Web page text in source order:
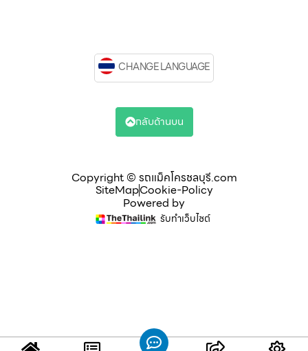
Copyright © รถแม็คโครชลบุรี.com
SiteMapCookie-Policy
Powered by
รับทำเว็บไซต์
CHANGE LANGUAGE
กลับด้านบน